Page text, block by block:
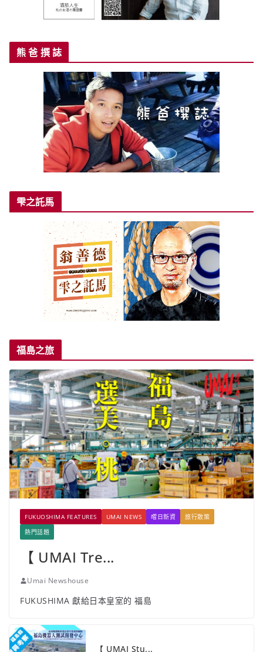
熊 爸 撰 誌
雫之託馬
福島之旅
FUKUOSHIMA FEATURES UMAI NEWS 嚐日新資
旅行散策
熱門話題
【 UMAI Tre...
Umai Newshouse
FUKUSHIMA 獻給日本皇室的 福島
【 UMAI Stu...